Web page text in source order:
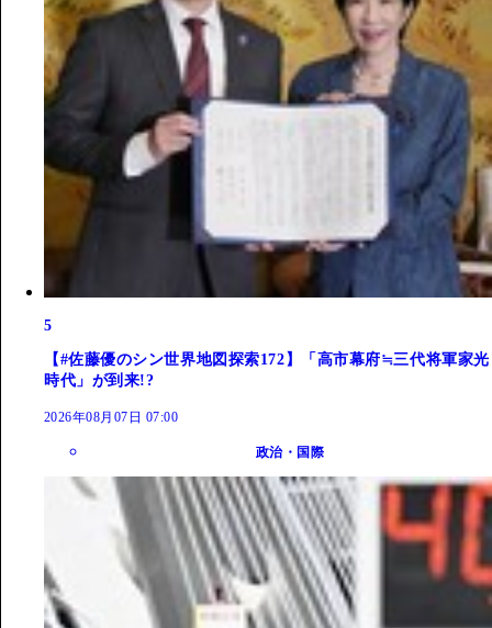
5
【#佐藤優のシン世界地図探索172】「高市幕府≒三代将軍家光
時代」が到来!?
2026年08月07日 07:00
政治・国際